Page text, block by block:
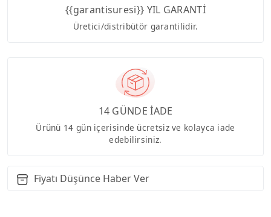
{{garantisuresi}} YIL GARANTİ
Üretici/distribütör garantilidir.
14 GÜNDE İADE
Ürünü 14 gün içerisinde ücretsiz ve kolayca iade
edebilirsiniz.
Fiyatı Düşünce Haber Ver